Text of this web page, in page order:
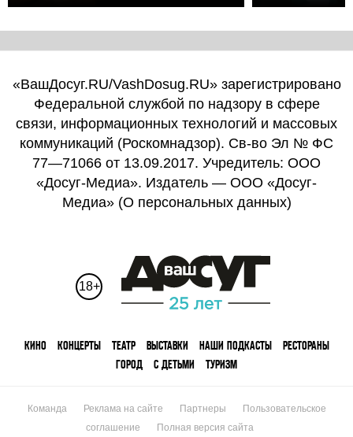
«ВашДосуг.RU/VashDosug.RU» зарегистрировано
Федеральной службой по надзору в сфере
связи, информационных технологий и массовых
коммуникаций (Роскомнадзор). Св-во Эл № ФС
77—71066 от 13.09.2017. Учредитель: ООО
«Досуг-Медиа». Издатель — ООО «Досуг-
Медиа» (О персональных данных)
18+
КИНО КОНЦЕРТЫ ТЕАТР ВЫСТАВКИ НАШИ ПОДКАСТЫ
РЕСТОРАНЫ
ГОРОД
С ДЕТЬМИ ТУРИЗМ
Команда Реклама на сайте Партнеры
Пользовательское
соглашение
Полная версия сайта